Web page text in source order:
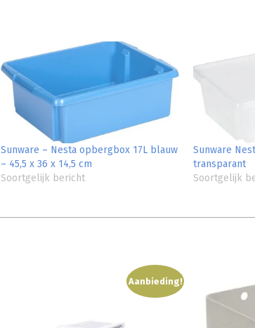
Sunware – Nesta opbergbox 17L blauw
– 45,5 x 36 x 14,5 cm
Soortgelijk bericht
Sunware
transparant
Soortgelijk
Aanbieding!